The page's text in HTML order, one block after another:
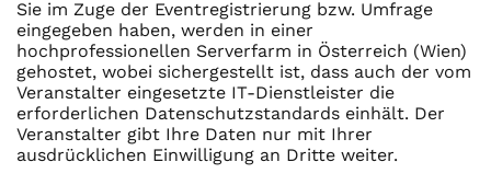
Sie im Zuge der Eventregistrierung bzw. Umfrage
eingegeben haben, werden in einer
hochprofessionellen Serverfarm in Österreich (Wien)
gehostet, wobei sichergestellt ist, dass auch der vom
Veranstalter eingesetzte IT-Dienstleister die
erforderlichen Datenschutzstandards einhält. Der
Veranstalter gibt Ihre Daten nur mit Ihrer
ausdrücklichen Einwilligung an Dritte weiter.